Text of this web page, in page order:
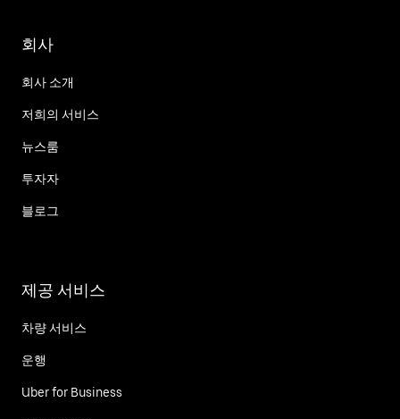
회사
회사 소개
저희의 서비스
뉴스룸
투자자
블로그
제공 서비스
차량 서비스
운행
Uber for Business